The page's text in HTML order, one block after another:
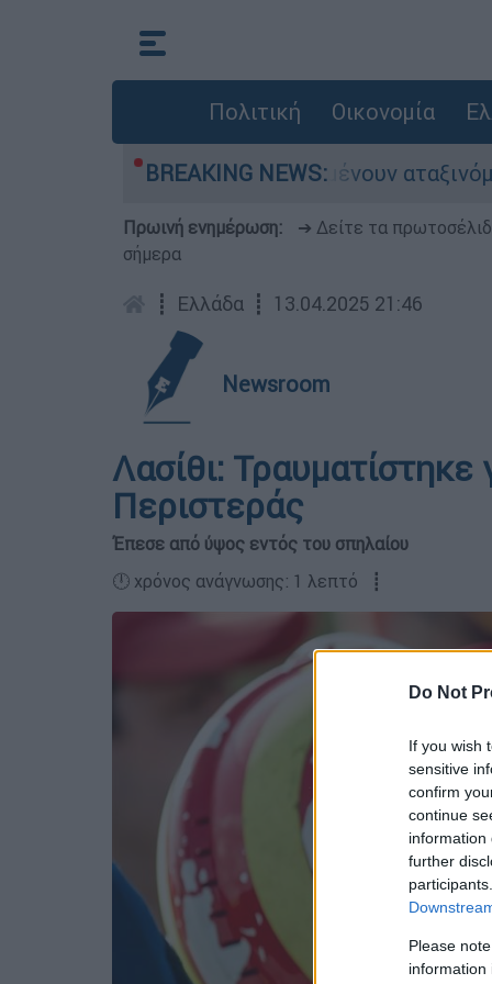
Do Not
If you wish
sensitive
confirm
continue
information
further
Please
information
Πολιτική Οικονομία
BREAKING NEWS:
αυτοκίνητα παραμένουν αταξινόμητα -
Πρωινή ενημέρωση: ➔ Δείτε τα
σήμερα
┋ Ελλάδα ┋ 13.04.2025 21:46
Newsroom
Λασίθι: Τραυματίστηκε
Περιστεράς
Έπεσε από ύψος εντός του σπηλαίου
🕛 χρόνος ανάγνωσης: 1 λεπτό ┋